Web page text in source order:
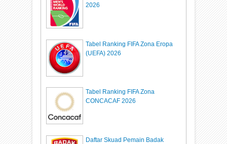
2026
Tabel Ranking FIFA Zona Eropa
(UEFA) 2026
Tabel Ranking FIFA Zona
CONCACAF 2026
Daftar Skuad Pemain Badak